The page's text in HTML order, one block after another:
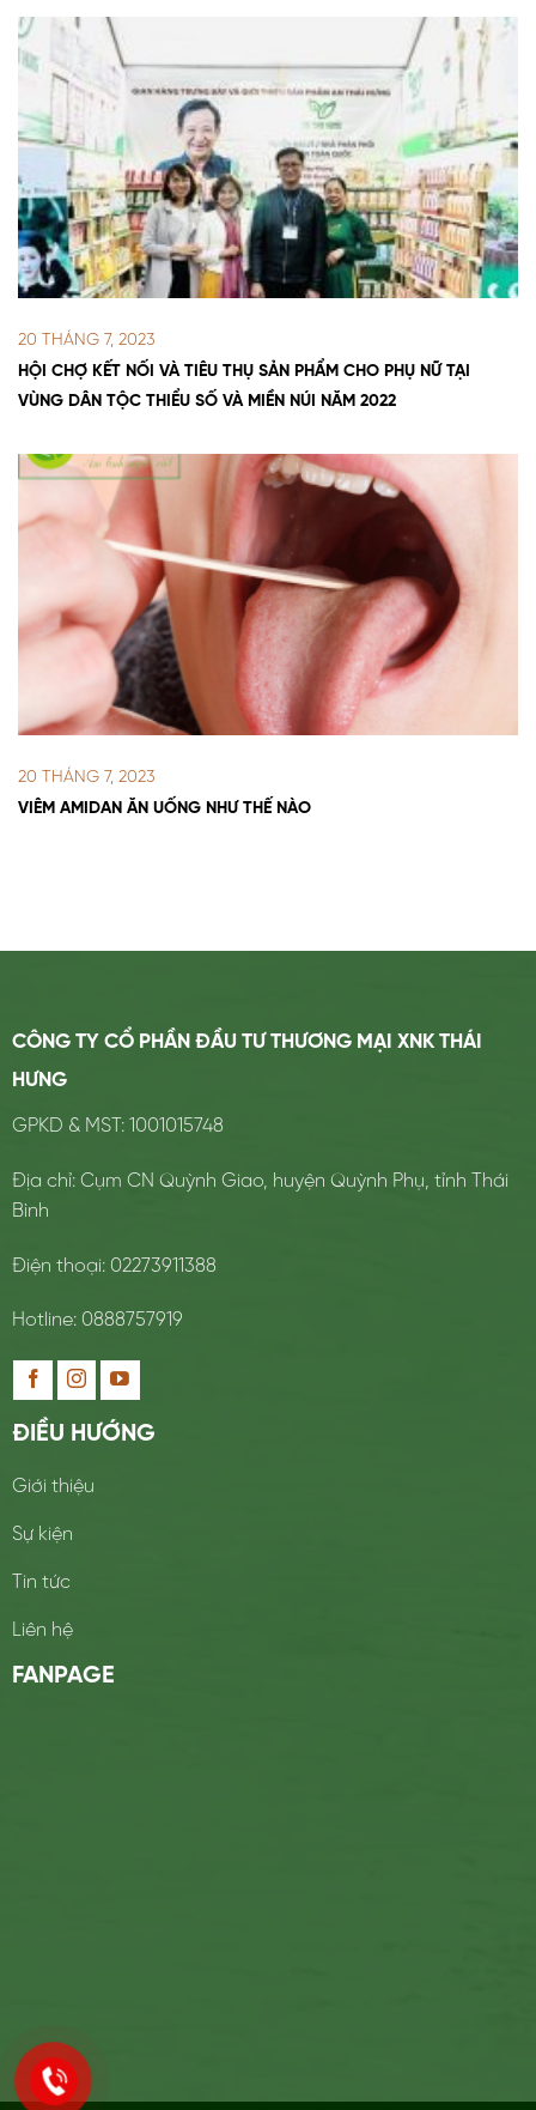
HỘI CHỢ KẾT NỐI VÀ TIÊU THỤ SẢN PHẨM CHO PHỤ NỮ TẠI
VÙNG DÂN TỘC THIỂU SỐ VÀ MIỀN NÚI NĂM 2022
20 THÁNG 7, 2023
VIÊM AMIDAN ĂN UỐNG NHƯ THẾ NÀO
20 THÁNG 7, 2023
CÔNG TY CỔ PHẦN ĐẦU TƯ THƯƠNG MẠI XNK THÁI
HƯNG
GPKD & MST: 1001015748
Địa chỉ: Cụm CN Quỳnh Giao, huyện Quỳnh Phụ, tỉnh Thái
Bình
Điện thoại: 02273911388
Hotline: 0888757919
ĐIỀU HƯỚNG
Giới thiệu
Sự kiện
Tin tức
Liên hệ
FANPAGE